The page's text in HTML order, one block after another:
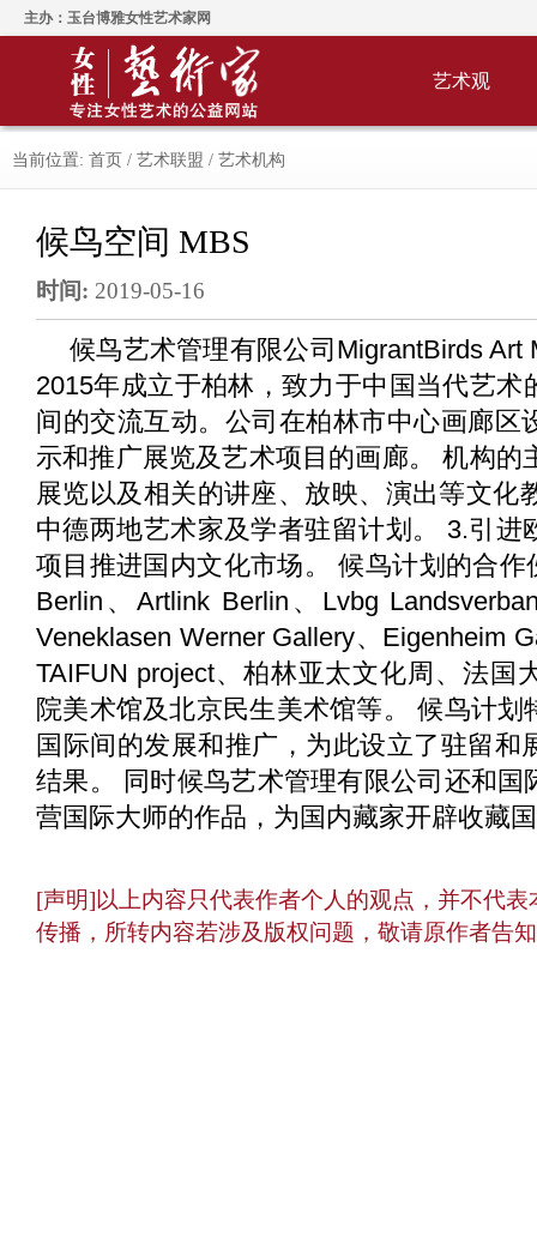
主办：玉台博雅女性艺术家网
艺术观
当前位置: 首页 / 艺术联盟 / 艺术机构
候鸟空间 MBS
时间: 2019-05-16
候鸟艺术管理有限公司MigrantBirds Art
2015年成立于柏林，致力于中国当代艺术
间的交流互动。公司在柏林市中心画廊区
示和推广展览及艺术项目的画廊。 机构的
展览以及相关的讲座、放映、演出等文化
中德两地艺术家及学者驻留计划。 3.引进
项目推进国内文化市场。 候鸟计划的合作
Berlin、Artlink Berlin、Lvbg
Veneklasen Werner Gallery、Eigenheim
TAIFUN project、柏林亚太文化周、法国
院美术馆及北京民生美术馆等。 候鸟计划
国际间的发展和推广，为此设立了驻留和
结果。 同时候鸟艺术管理有限公司还和国
营国际大师的作品，为国内藏家开辟收藏
[声明]以上内容只代表作者个人的观点，并不代
传播，所转内容若涉及版权问题，敬请原作者告